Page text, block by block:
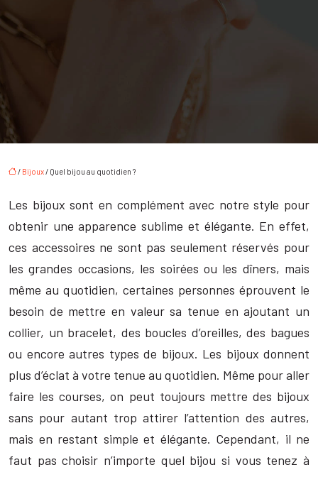
/ Bijoux/ Quel bijou au quotidien ?
Les bijoux sont en complément avec notre style pour
obtenir une apparence sublime et élégante. En effet,
ces accessoires ne sont pas seulement réservés pour
les grandes occasions, les soirées ou les dîners, mais
même au quotidien, certaines personnes éprouvent le
besoin de mettre en valeur sa tenue en ajoutant un
collier, un bracelet, des boucles d’oreilles, des bagues
ou encore autres types de bijoux. Les bijoux donnent
plus d’éclat à votre tenue au quotidien. Même pour aller
faire les courses, on peut toujours mettre des bijoux
sans pour autant trop attirer l’attention des autres,
mais en restant simple et élégante. Cependant, il ne
faut pas choisir n’importe quel bijou si vous tenez à